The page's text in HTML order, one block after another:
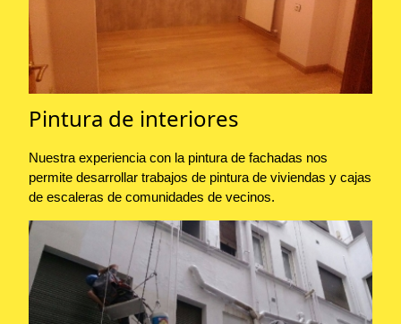
Pintura de interiores
Nuestra experiencia con la pintura de fachadas nos
permite desarrollar trabajos de pintura de viviendas y cajas
de escaleras de comunidades de vecinos.